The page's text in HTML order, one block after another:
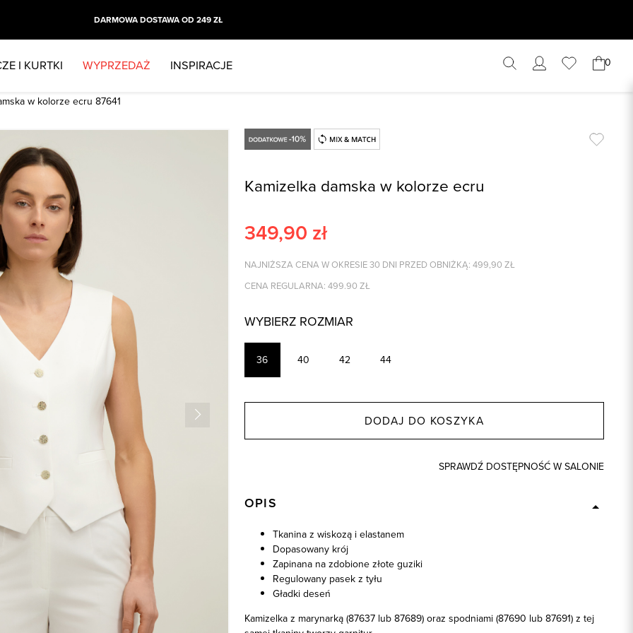
DARMOWA DOSTAWA OD 249 ZŁ
I KURTKI WYPRZEDAŻ INSPIRACJE 0
w kolorze ecru 87641
Kamizelka damska w kolorze ecru
349,90 zł
NAJNIŻSZA CENA W OKRESIE 30 DNI PRZED OBNIŻKĄ: 499,90 ZŁ
CENA REGULARNA: 499.90 ZŁ
WYBIERZ ROZMIAR
36 40 42 44
DODAJ DO KOSZYKA
SPRAWDŹ DOSTĘPNOŚĆ W SALONIE
OPIS
Tkanina z wiskozą i elastanem
Dopasowany krój
Zapinana na zdobione złote guziki
Regulowany pasek z tyłu
Gładki deseń
Kamizelka z marynarką (87637 lub 87689) oraz spodniami (87690 lub 87691) z tej